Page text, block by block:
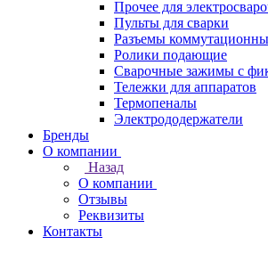
Прочее для
Пульты для сварки
Разъемы
Ролики подающие
Сварочные зажимы с
Тележки для аппаратов
Термопеналы
Электрододержатели
Бренды
О компании
Назад
О компании
Отзывы
Реквизиты
Контакты